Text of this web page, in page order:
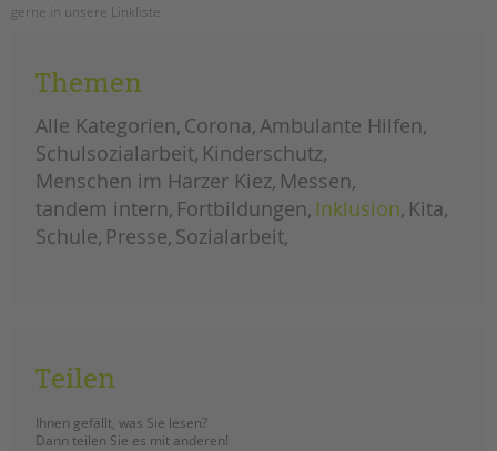
gerne in unsere Linkliste
für
eltern
Themen
Alle Kategorien Corona Ambulante Hilfen
Schulsozialarbeit Kinderschutz
Menschen im Harzer Kiez Messen
tandem intern Fortbildungen Inklusion Kita
Schule Presse Sozialarbeit
Teilen
Ihnen gefällt, was Sie lesen?
Dann teilen Sie es mit anderen!